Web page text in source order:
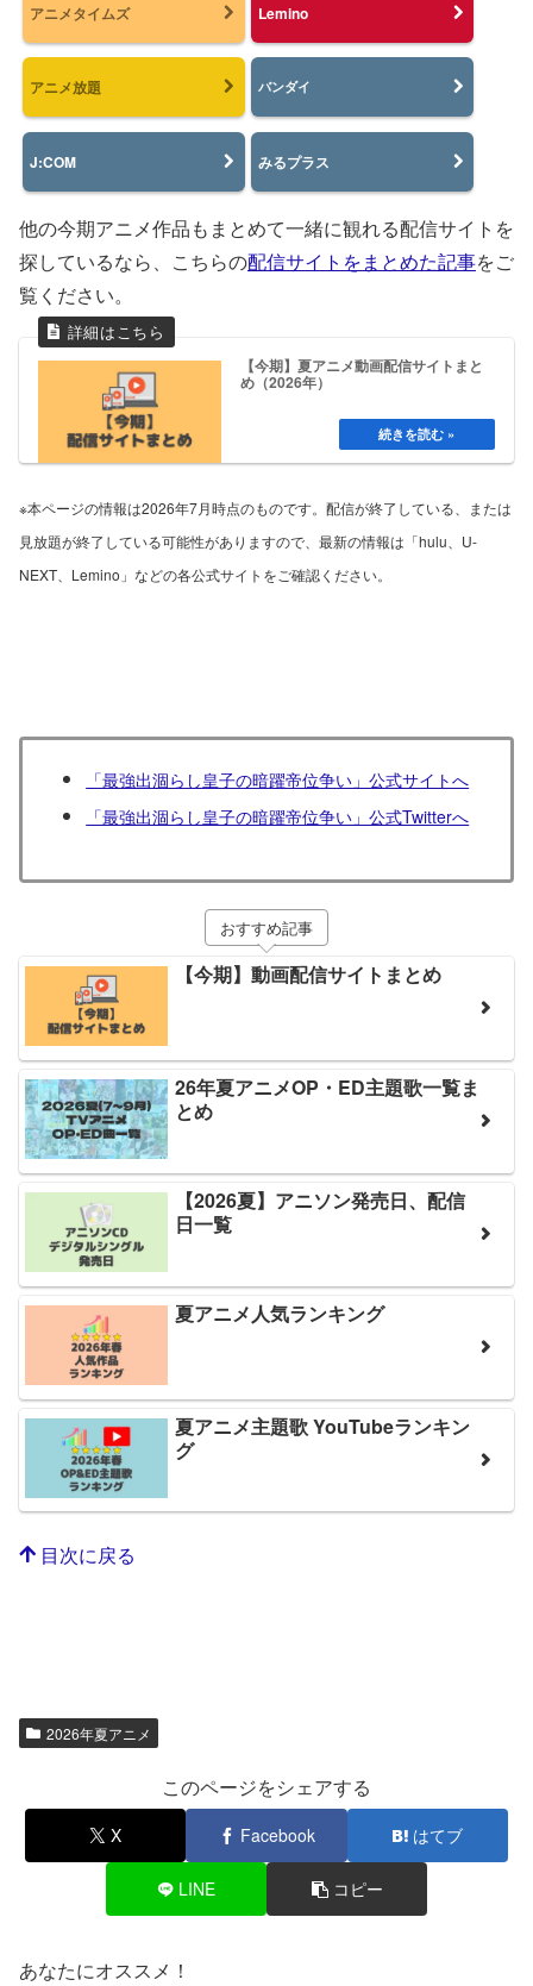
アニメタイムズ Lemino
アニメ放題 バンダイ
J:COM みるプラス
他の今期アニメ作品もまとめて一緒に観れる配信サイトを
探しているなら、こちらの配信サイトをまとめた記事をご
覧ください。
【今期】夏アニメ動画配信サイトまと
め（2026年）
※本ページの情報は2026年7月時点のものです。配信が終了している、または
見放題が終了している可能性がありますので、最新の情報は「hulu、U-
NEXT、Lemino」などの各公式サイトをご確認ください。
「最強出涸らし皇子の暗躍帝位争い」公式サイトへ
「最強出涸らし皇子の暗躍帝位争い」公式Twitterへ
おすすめ記事
【今期】動画配信サイトまとめ
26年夏アニメOP・ED主題歌一覧ま
とめ
【2026夏】アニソン発売日、配信
日一覧
夏アニメ人気ランキング
夏アニメ主題歌 YouTubeランキン
グ
目次に戻る
2026年夏アニメ
このページをシェアする
X Facebook はてブ
LINE コピー
あなたにオススメ！